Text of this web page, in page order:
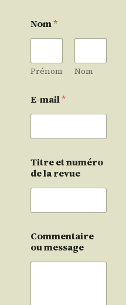
Nom*
Prénom Nom
E-mail*
Titre et numéro
de la revue
Commentaire
ou message